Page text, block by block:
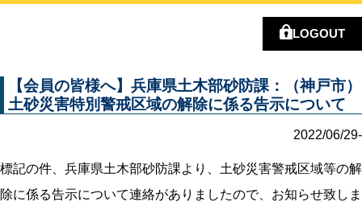
LOGOUT
【会員の皆様へ】兵庫県土木部砂防課：（神戸市）
土砂災害特別警戒区域の解除に係る告示について
2022/06/29-
標記の件、兵庫県土木部砂防課より、土砂災害警戒区域等の解
除に係る告示について連絡がありましたので、お知らせ致しま